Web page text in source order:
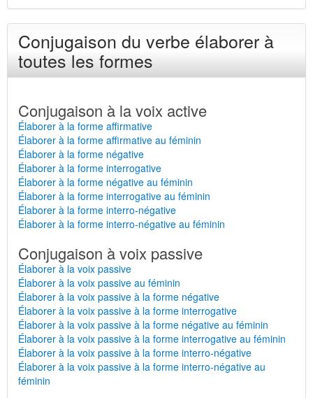
Conjugaison du verbe élaborer à
toutes les formes
Conjugaison à la voix active
Élaborer à la forme affirmative
Élaborer à la forme affirmative au féminin
Élaborer à la forme négative
Élaborer à la forme interrogative
Élaborer à la forme négative au féminin
Élaborer à la forme interrogative au féminin
Élaborer à la forme interro-négative
Élaborer à la forme interro-négative au féminin
Conjugaison à voix passive
Élaborer à la voix passive
Élaborer à la voix passive au féminin
Élaborer à la voix passive à la forme négative
Élaborer à la voix passive à la forme interrogative
Élaborer à la voix passive à la forme négative au féminin
Élaborer à la voix passive à la forme interrogative au féminin
Élaborer à la voix passive à la forme interro-négative
Élaborer à la voix passive à la forme interro-négative au
féminin